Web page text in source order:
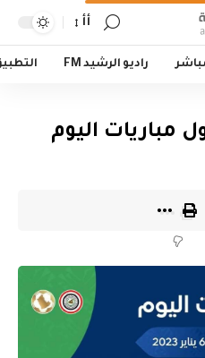
أأ
راديو الرشيد FM
مباريات اليوم